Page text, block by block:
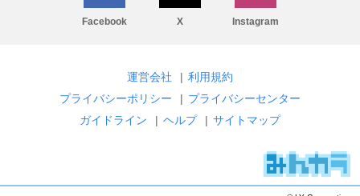
Facebook X Instagram
運営会社 | 利用規約
プライバシーポリシー
| プライバシーセンター
ガイドライン
| ヘルプ | サイトマップ